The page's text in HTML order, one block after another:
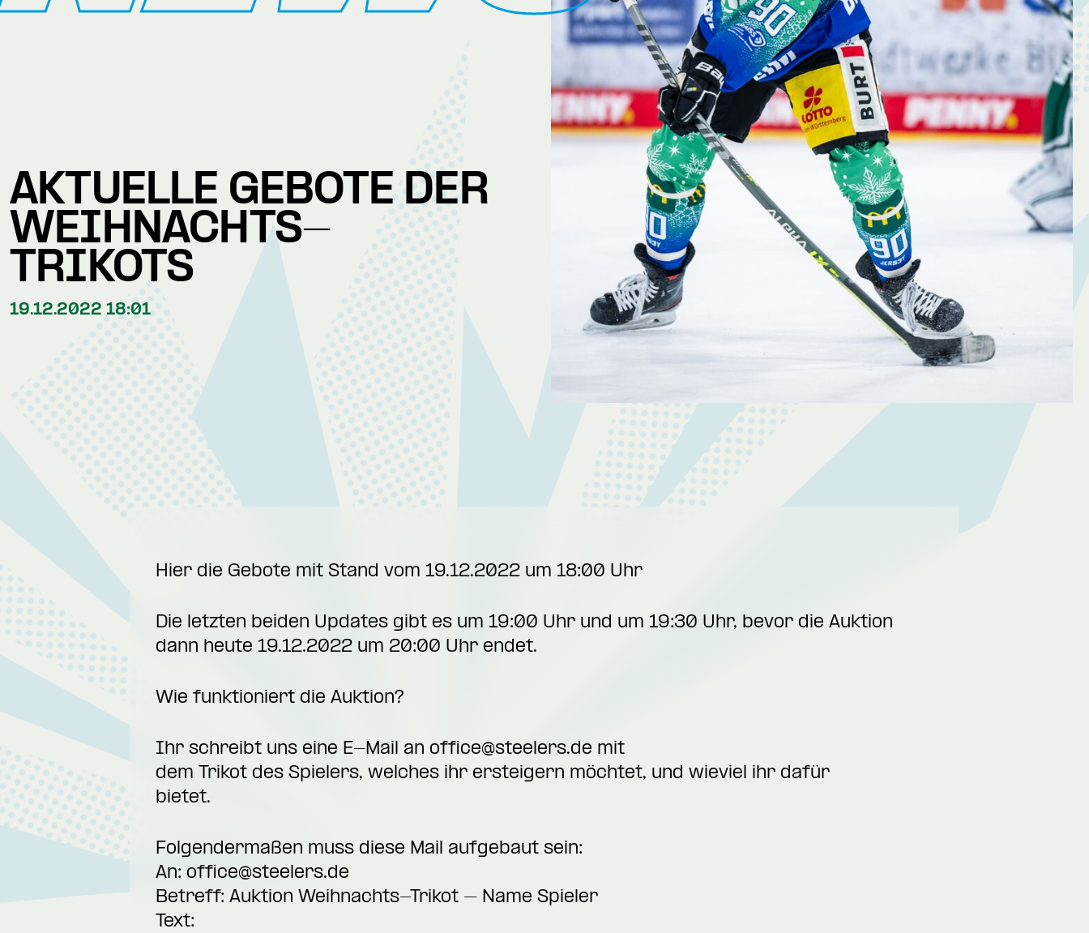
AKTUELLE GEBOTE DER
WEIHNACHTS-
TRIKOTS
19.12.2022 18:01
Hier die Gebote mit Stand vom 19.12.2022 um 18:00 Uhr
Die letzten beiden Updates gibt es um 19:00 Uhr und um 19:30 Uhr, bevor die Auktion
dann heute 19.12.2022 um 20:00 Uhr endet.
Wie funktioniert die Auktion?
Ihr schreibt uns eine E-Mail an office@steelers.de mit
dem Trikot des Spielers, welches ihr ersteigern möchtet, und wieviel ihr dafür
bietet.
Folgendermaßen muss diese Mail aufgebaut sein:
An: office@steelers.de
Betreff: Auktion Weihnachts-Trikot – Name Spieler
Text: